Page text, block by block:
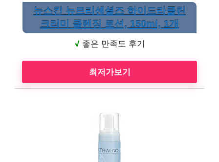
뉴스킨 뉴트리센셜즈 하이드라클린
크리미 클렌징 로션, 150ml, 1개
√좋은 만족도 후기
최저가보기